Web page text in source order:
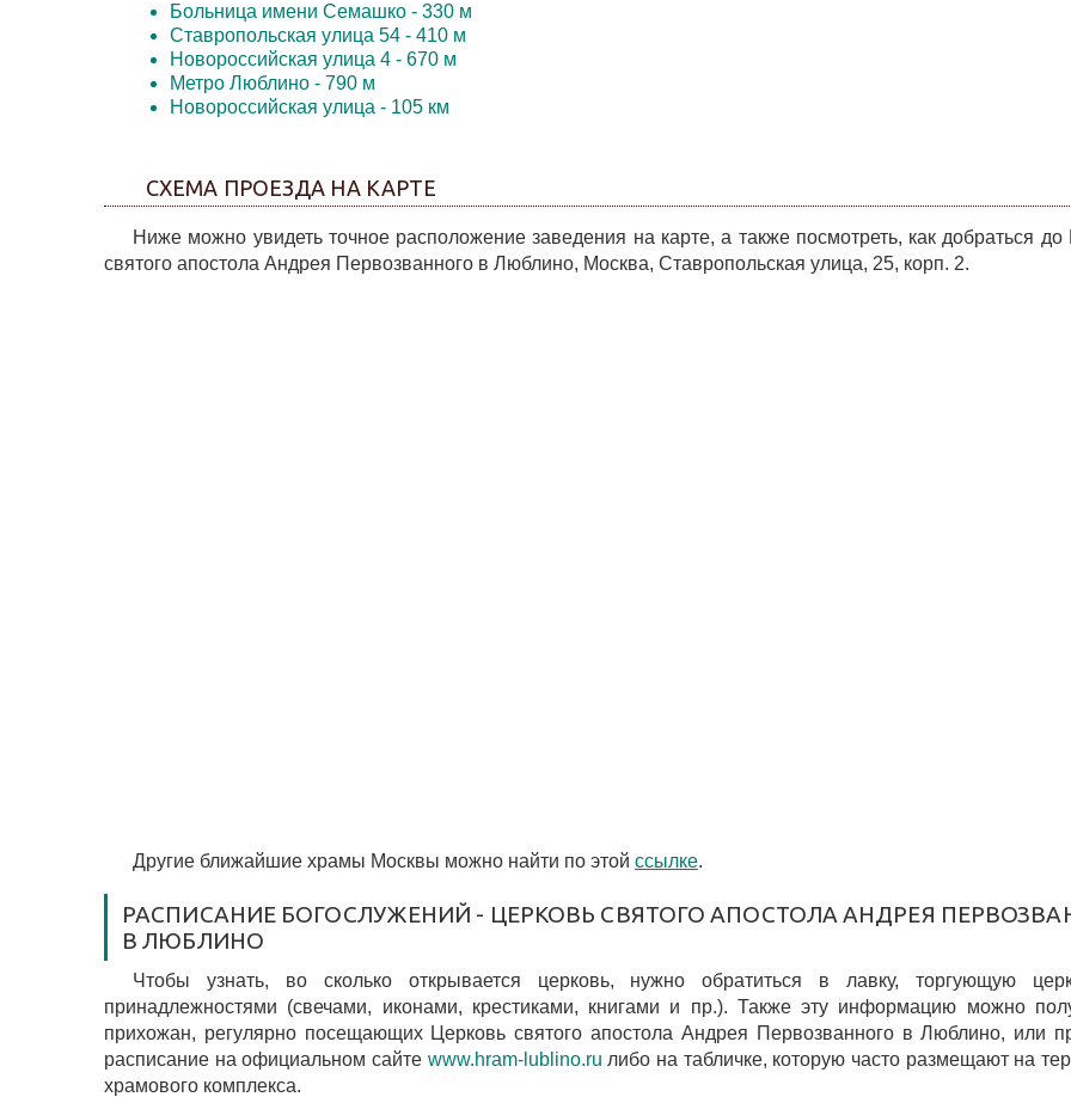
Больница имени Семашко - 330 м
Ставропольская улица 54 - 410 м
Новороссийская улица 4 - 670 м
Метро Люблино - 790 м
Новороссийская улица - 105 км
СХЕМА ПРОЕЗДА НА КАРТЕ
Ниже можно увидеть точное расположение заведения на карте, а также посмотреть, как добраться до
святого апостола Андрея Первозванного в Люблино, Москва, Ставропольская улица, 25, корп. 2.
Другие ближайшие храмы Москвы можно найти по этой ссылке.
РАСПИСАНИЕ БОГОСЛУЖЕНИЙ - ЦЕРКОВЬ СВЯТОГО АПОСТОЛА АНДРЕЯ
В ЛЮБЛИНО
Чтобы узнать, во сколько открывается церковь, нужно обратиться в лавку, торгующую
принадлежностями (свечами, иконами, крестиками, книгами и пр.). Также эту информацию можно
прихожан, регулярно посещающих Церковь святого апостола Андрея Первозванного в Люблино, или
расписание на официальном сайте www.hram-lublino.ru либо на табличке, которую часто размещают на
храмового комплекса.